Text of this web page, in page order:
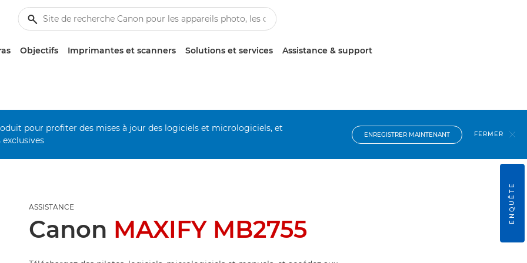
Objectifs Imprimantes et scanners Solutions et services Assistance & support
pour profiter des mises à jour des logiciels et micrologiciels, et
ENREGISTRER MAINTENANT FERMER
ASSISTANCE
Canon MAXIFY MB2755
ENQUÊTE